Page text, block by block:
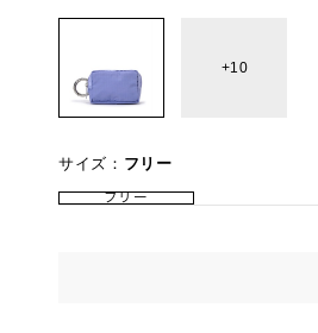
10
サイズ： フリー
フリー